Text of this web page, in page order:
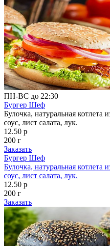
ПН-ВС до 22:30
Бургер Шеф
Булочка, натуральная котлета
соус, лист салата, лук.
12.50 р
200 г
Заказать
Бургер Шеф
Булочка, натуральная котлета
соус, лист салата, лук.
12.50 р
200 г
Заказать